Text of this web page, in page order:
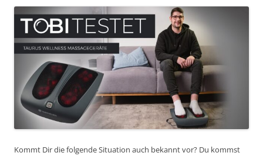
Kommt Dir die folgende Situation auch bekannt vor? Du kommst